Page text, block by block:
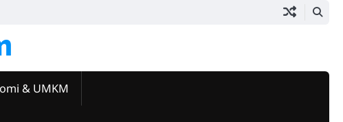
& UMKM